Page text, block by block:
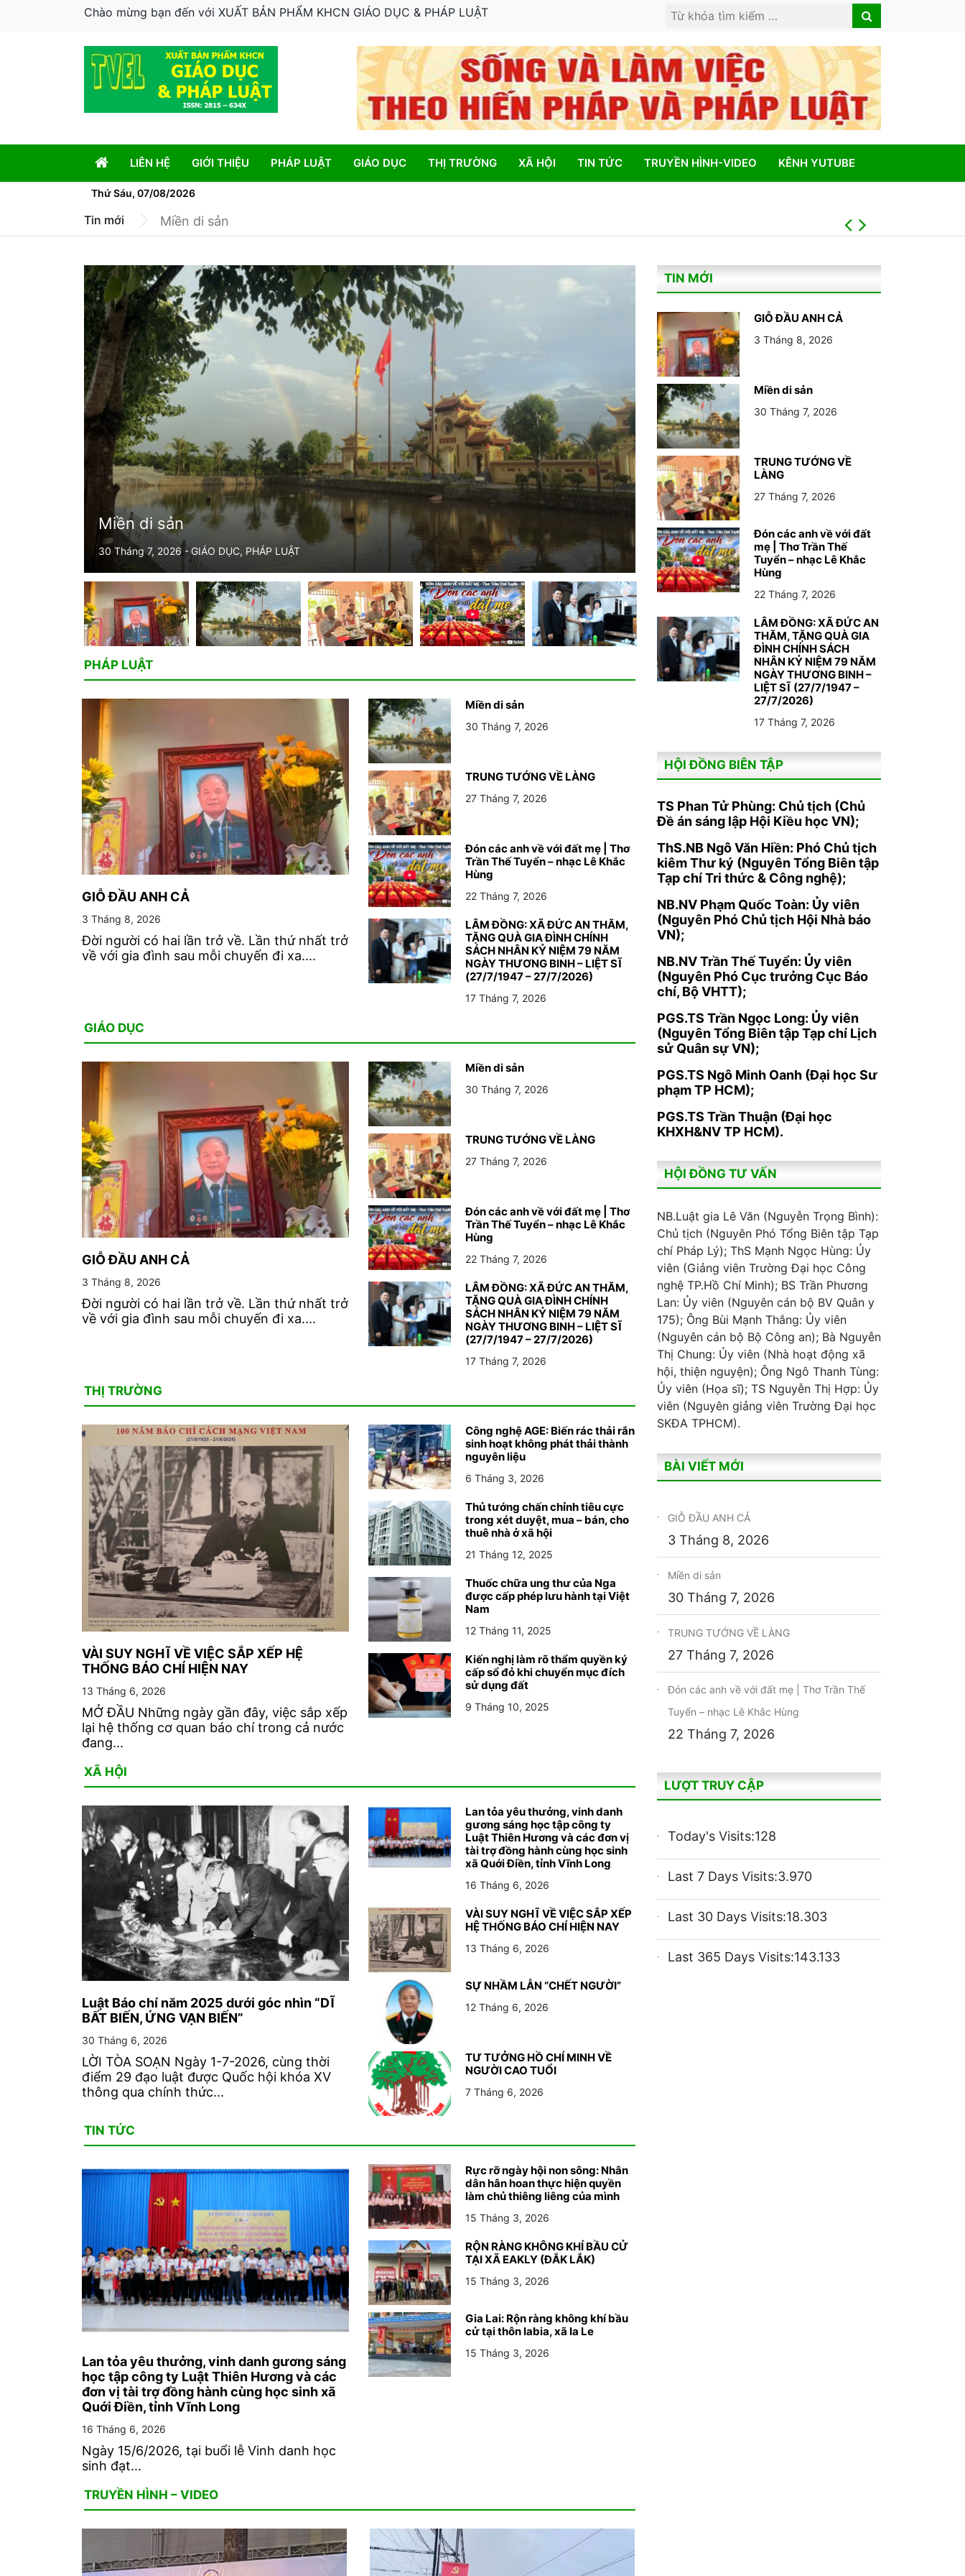
Chào mừng bạn đến với XUẤT BẢN PHẨM KHCN GIÁO DỤC & PHÁP LUẬT
Search
Search
LIÊN HỆ GIỚI THIỆU PHÁP LUẬT GIÁO DỤC THỊ TRƯỜNG XÃ HỘI TIN TỨC TRUYỀN HÌNH-VIDEO KÊNH YUTUBE
Thứ Sáu, 07/08/2026
Tin mới
LÂM ĐỒNG: XÃ ĐỨC AN THĂM, TẶNG QUÀ GIA ĐÌNH CHÍNH SÁCH NHÂN KỶ NIỆM 79 NĂM NGÀY THƯƠNG BINH – LIỆT SĨ (27/7/1947 – 27/7/2026)
GIỖ ĐẦU ANH CẢ
Miền di sản
TRUNG TƯỚNG VỀ LÀNG
GIỖ ĐẦU ANH CẢ
News
TRUNG TƯỚNG VỀ LÀNG
27 Tháng 7, 2026 - GIÁO DỤC, PHÁP LUẬT
Đón các anh về với đất mẹ | Thơ Trần
22 Tháng 7, 2026 - GIÁO DỤC,PHÁP LUẬT
PHÁP LUẬT
GIỖ ĐẦU ANH CẢ
3 Tháng 8, 2026
Đời người có hai lần trở về. Lần thứ nhất trở
về với gia đình sau mỗi chuyến đi xa....
Miền di sản
30 Tháng 7, 2026
TRUNG TƯỚNG VỀ LÀNG
27 Tháng 7, 2026
Đón các anh về với đất mẹ | Thơ
Trần Thế Tuyển – nhạc Lê Khắc
Hùng
22 Tháng 7, 2026
LÂM ĐỒNG: XÃ ĐỨC AN THĂM,
TẶNG QUÀ GIA ĐÌNH CHÍNH
SÁCH NHÂN KỶ NIỆM 79 NĂM
NGÀY THƯƠNG BINH – LIỆT SĨ
(27/7/1947 – 27/7/2026)
17 Tháng 7, 2026
GIÁO DỤC
GIỖ ĐẦU ANH CẢ
3 Tháng 8, 2026
Đời người có hai lần trở về. Lần thứ nhất trở
về với gia đình sau mỗi chuyến đi xa....
Miền di sản
30 Tháng 7, 2026
TRUNG TƯỚNG VỀ LÀNG
27 Tháng 7, 2026
Đón các anh về với đất mẹ | Thơ
Trần Thế Tuyển – nhạc Lê Khắc
Hùng
22 Tháng 7, 2026
LÂM ĐỒNG: XÃ ĐỨC AN THĂM,
TẶNG QUÀ GIA ĐÌNH CHÍNH
SÁCH NHÂN KỶ NIỆM 79 NĂM
NGÀY THƯƠNG BINH – LIỆT SĨ
(27/7/1947 – 27/7/2026)
17 Tháng 7, 2026
THỊ TRƯỜNG
VÀI SUY NGHĨ VỀ VIỆC SẮP XẾP HỆ
THỐNG BÁO CHÍ HIỆN NAY
13 Tháng 6, 2026
MỞ ĐẦU Những ngày gần đây, việc sắp xếp
lại hệ thống cơ quan báo chí trong cả nước
đang...
Công nghệ AGE: Biến rác thải rắn
sinh hoạt không phát thải thành
nguyên liệu
6 Tháng 3, 2026
Thủ tướng chấn chỉnh tiêu cực
trong xét duyệt, mua – bán, cho
thuê nhà ở xã hội
21 Tháng 12, 2025
Thuốc chữa ung thư của Nga
được cấp phép lưu hành tại Việt
Nam
12 Tháng 11, 2025
Kiến nghị làm rõ thẩm quyền ký
cấp sổ đỏ khi chuyển mục đích
sử dụng đất
9 Tháng 10, 2025
XÃ HỘI
Luật Báo chí năm 2025 dưới góc nhìn “DĨ
BẤT BIẾN, ỨNG VẠN BIẾN”
30 Tháng 6, 2026
LỜI TÒA SOẠN Ngày 1-7-2026, cùng thời
điểm 29 đạo luật được Quốc hội khóa XV
thông qua chính thức...
Lan tỏa yêu thưởng, vinh danh
gương sáng học tập công ty
Luật Thiên Hương và các đơn vị
tài trợ đồng hành cùng học sinh
xã Quới Điền, tỉnh Vĩnh Long
16 Tháng 6, 2026
VÀI SUY NGHĨ VỀ VIỆC SẮP XẾP
HỆ THỐNG BÁO CHÍ HIỆN NAY
13 Tháng 6, 2026
SỰ NHẦM LẪN “CHẾT NGƯỜI”
12 Tháng 6, 2026
TƯ TƯỞNG HỒ CHÍ MINH VỀ
NGƯỜI CAO TUỔI
7 Tháng 6, 2026
TIN TỨC
Lan tỏa yêu thưởng, vinh danh gương sáng
học tập công ty Luật Thiên Hương và các
đơn vị tài trợ đồng hành cùng học sinh xã
Quới Điền, tỉnh Vĩnh Long
16 Tháng 6, 2026
Ngày 15/6/2026, tại buổi lễ Vinh danh học
sinh đạt...
Rực rỡ ngày hội non sông: Nhân
dân hân hoan thực hiện quyền
làm chủ thiêng liêng của mình
15 Tháng 3, 2026
RỘN RÀNG KHÔNG KHÍ BẦU CỬ
TẠI XÃ EAKLY (ĐẮK LẮK)
15 Tháng 3, 2026
Gia Lai: Rộn ràng không khí bầu
cử tại thôn Iabia, xã Ia Le
15 Tháng 3, 2026
TRUYỀN HÌNH – VIDEO
TIN MỚI
GIỖ ĐẦU ANH CẢ
3 Tháng 8, 2026
Miền di sản
30 Tháng 7, 2026
TRUNG TƯỚNG VỀ
LÀNG
27 Tháng 7, 2026
Đón các anh về với đất
mẹ | Thơ Trần Thế
Tuyển – nhạc Lê Khắc
Hùng
22 Tháng 7, 2026
LÂM ĐỒNG: XÃ ĐỨC AN
THĂM, TẶNG QUÀ GIA
ĐÌNH CHÍNH SÁCH
NHÂN KỶ NIỆM 79 NĂM
NGÀY THƯƠNG BINH –
LIỆT SĨ (27/7/1947 –
27/7/2026)
17 Tháng 7, 2026
HỘI ĐỒNG BIÊN TẬP
TS Phan Tử Phùng: Chủ tịch (Chủ
Đề án sáng lập Hội Kiều học VN);
ThS.NB Ngô Văn Hiền: Phó Chủ tịch
kiêm Thư ký (Nguyên Tổng Biên tập
Tạp chí Tri thức & Công nghệ);
NB.NV Phạm Quốc Toàn: Ủy viên
(Nguyên Phó Chủ tịch Hội Nhà báo
VN);
NB.NV Trần Thế Tuyển: Ủy viên
(Nguyên Phó Cục trưởng Cục Báo
chí, Bộ VHTT);
PGS.TS Trần Ngọc Long: Ủy viên
(Nguyên Tổng Biên tập Tạp chí Lịch
sử Quân sự VN);
PGS.TS Ngô Minh Oanh (Đại học Sư
phạm TP HCM);
PGS.TS Trần Thuận (Đại học
KHXH&NV TP HCM).
HỘI ĐỒNG TƯ VẤN
NB.Luật gia Lê Văn (Nguyễn Trọng Bình):
Chủ tịch (Nguyên Phó Tổng Biên tập Tạp
chí Pháp Lý); ThS Mạnh Ngọc Hùng: Ủy
viên (Giảng viên Trường Đại học Công
nghệ TP.Hồ Chí Minh); BS Trần Phương
Lan: Ủy viên (Nguyên cán bộ BV Quân y
175); Ông Bùi Mạnh Thắng: Ủy viên
(Nguyên cán bộ Bộ Công an); Bà Nguyễn
Thị Chung: Ủy viên (Nhà hoạt động xã
hội, thiện nguyện); Ông Ngô Thanh Tùng:
Ủy viên (Họa sĩ); TS Nguyễn Thị Hợp: Ủy
viên (Nguyên giảng viên Trường Đại học
SKĐA TPHCM).
BÀI VIẾT MỚI
GIỖ ĐẦU ANH CẢ
3 Tháng 8, 2026
Miền di sản
30 Tháng 7, 2026
TRUNG TƯỚNG VỀ LÀNG
27 Tháng 7, 2026
Đón các anh về với đất mẹ | Thơ Trần Thế
Tuyển – nhạc Lê Khắc Hùng
22 Tháng 7, 2026
LƯỢT TRUY CẬP
Today's Visits:128
Last 7 Days Visits:3.970
Last 30 Days Visits:18.303
Last 365 Days Visits:143.133